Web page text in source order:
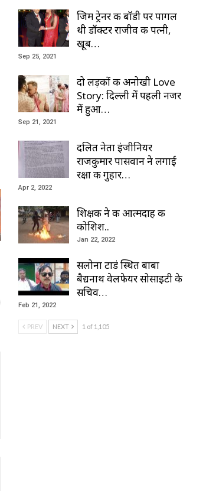
जिम ट्रेनर की बॉडी पर पागल
थी डॉक्टर राजीव की पत्नी,
खूब…
Sep 25, 2021
दो लड़कों की अनोखी Love
Story: दिल्ली में पहली नजर
में हुआ…
Sep 21, 2021
दलित नेता इंजीनियर
राजकुमार पासवान ने लगाई
रक्षा की गुहार…
Apr 2, 2022
शिक्षक ने की आत्मदाह की
कोशिश..
Jan 22, 2022
सलोना टाडं स्थित बाबा
बैद्यनाथ वेलफेयर सोसाइटी के
सचिव…
Feb 21, 2022
PREV NEXT 1 of 1,105